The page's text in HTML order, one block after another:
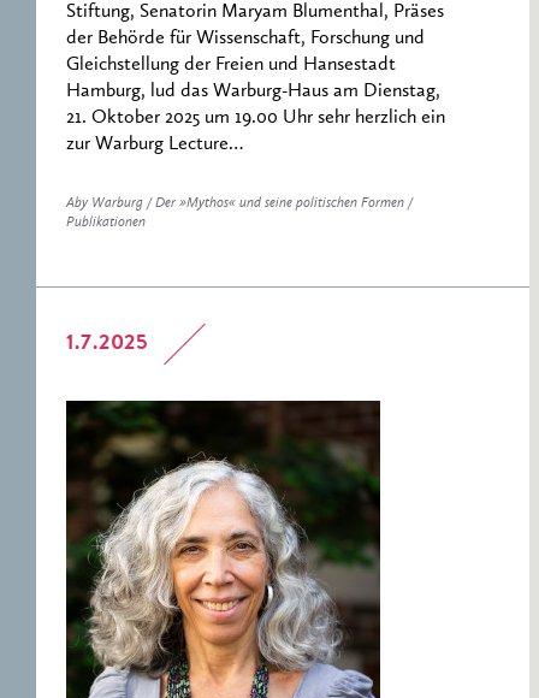
Stiftung, Senatorin Maryam Blumenthal, Präses
der Behörde für Wissenschaft, Forschung und
Gleichstellung der Freien und Hansestadt
Hamburg, lud das Warburg-Haus am Dienstag,
21. Oktober 2025 um 19.00 Uhr sehr herzlich ein
zur Warburg Lecture…
Aby Warburg / Der »Mythos« und seine politischen Formen /
Publikationen
1.7.2025